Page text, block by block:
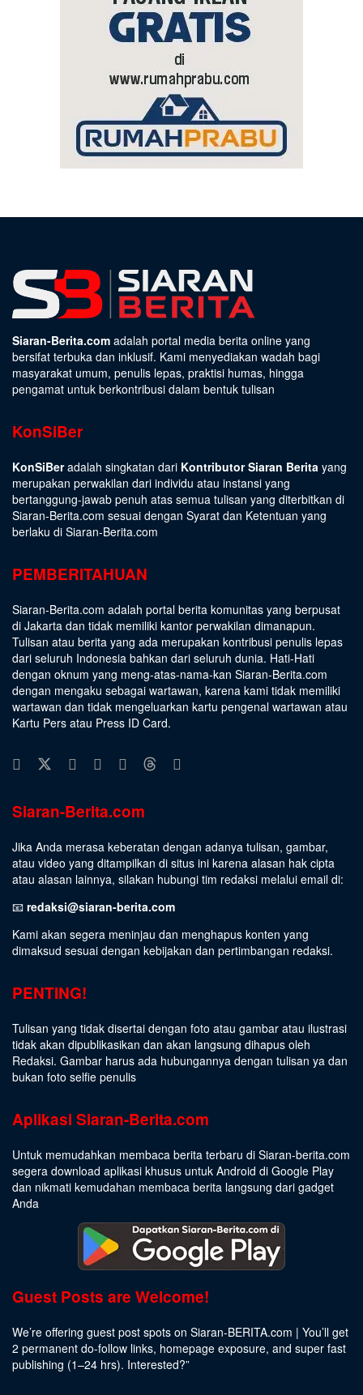
Siaran-Berita.com adalah portal media berita online yang
bersifat terbuka dan inklusif. Kami menyediakan wadah bagi
masyarakat umum, penulis lepas, praktisi humas, hingga
pengamat untuk berkontribusi dalam bentuk tulisan
KonSiBer
KonSiBeradalah singkatan dari Kontributor Siaran Berita yang
merupakan perwakilan dari individu atau instansi yang
bertanggung-jawab penuh atas semua tulisan yang diterbitkan di
Siaran-Berita.com sesuai dengan Syarat dan Ketentuan yang
berlaku di Siaran-Berita.com
PEMBERITAHUAN
Siaran-Berita.com adalah portal berita komunitas yang berpusat
di Jakarta dan tidak memiliki kantor perwakilan dimanapun.
Tulisan atau berita yang ada merupakan kontribusi penulis lepas
dari seluruh Indonesia bahkan dari seluruh dunia. Hati-Hati
dengan oknum yang meng-atas-nama-kan Siaran-Berita.com
dengan mengaku sebagai wartawan, karena kami tidak memiliki
wartawan dan tidak mengeluarkan kartu pengenal wartawan atau
Kartu Pers atau Press ID Card.
Siaran-Berita.com
Jika Anda merasa keberatan dengan adanya tulisan, gambar,
atau video yang ditampilkan di situs ini karena alasan hak cipta
atau alasan lainnya, silakan hubungi tim redaksi melalui email di:
📧 redaksi@siaran-berita.com
Kami akan segera meninjau dan menghapus konten yang
dimaksud sesuai dengan kebijakan dan pertimbangan redaksi.
PENTING!
Tulisan yang tidak disertai dengan foto atau gambar atau ilustrasi
tidak akan dipublikasikan dan akan langsung dihapus oleh
Redaksi. Gambar harus ada hubungannya dengan tulisan ya dan
bukan foto selfie penulis
Aplikasi Siaran-Berita.com
Untuk memudahkan membaca berita terbaru di Siaran-berita.com
segera download aplikasi khusus untuk Android di Google Play
dan nikmati kemudahan membaca berita langsung dari gadget
Anda
Guest Posts are Welcome!
We’re offering guest post spots on Siaran-BERITA.com | You’ll get
2 permanent do-follow links, homepage exposure, and super fast
publishing (1–24 hrs). Interested?”